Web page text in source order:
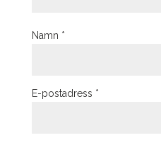
Namn *
E-postadress *